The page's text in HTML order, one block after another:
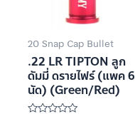
20 Snap Cap Bullet
.22 LR TIPTON ลูก
ดัมมี่ ดรายไฟร์ (แพค 6
นัด) (Green/Red)